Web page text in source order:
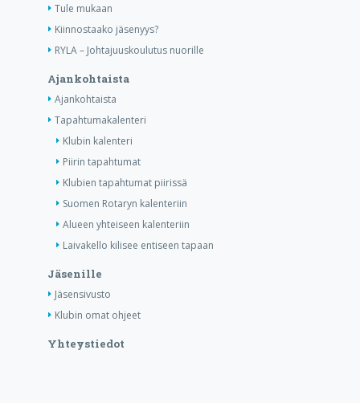
Tule mukaan
Kiinnostaako jäsenyys?
RYLA – Johtajuuskoulutus nuorille
Ajankohtaista
Ajankohtaista
Tapahtumakalenteri
Klubin kalenteri
Piirin tapahtumat
Klubien tapahtumat piirissä
Suomen Rotaryn kalenteriin
Alueen yhteiseen kalenteriin
Laivakello kilisee entiseen tapaan
Jäsenille
Jäsensivusto
Klubin omat ohjeet
Yhteystiedot